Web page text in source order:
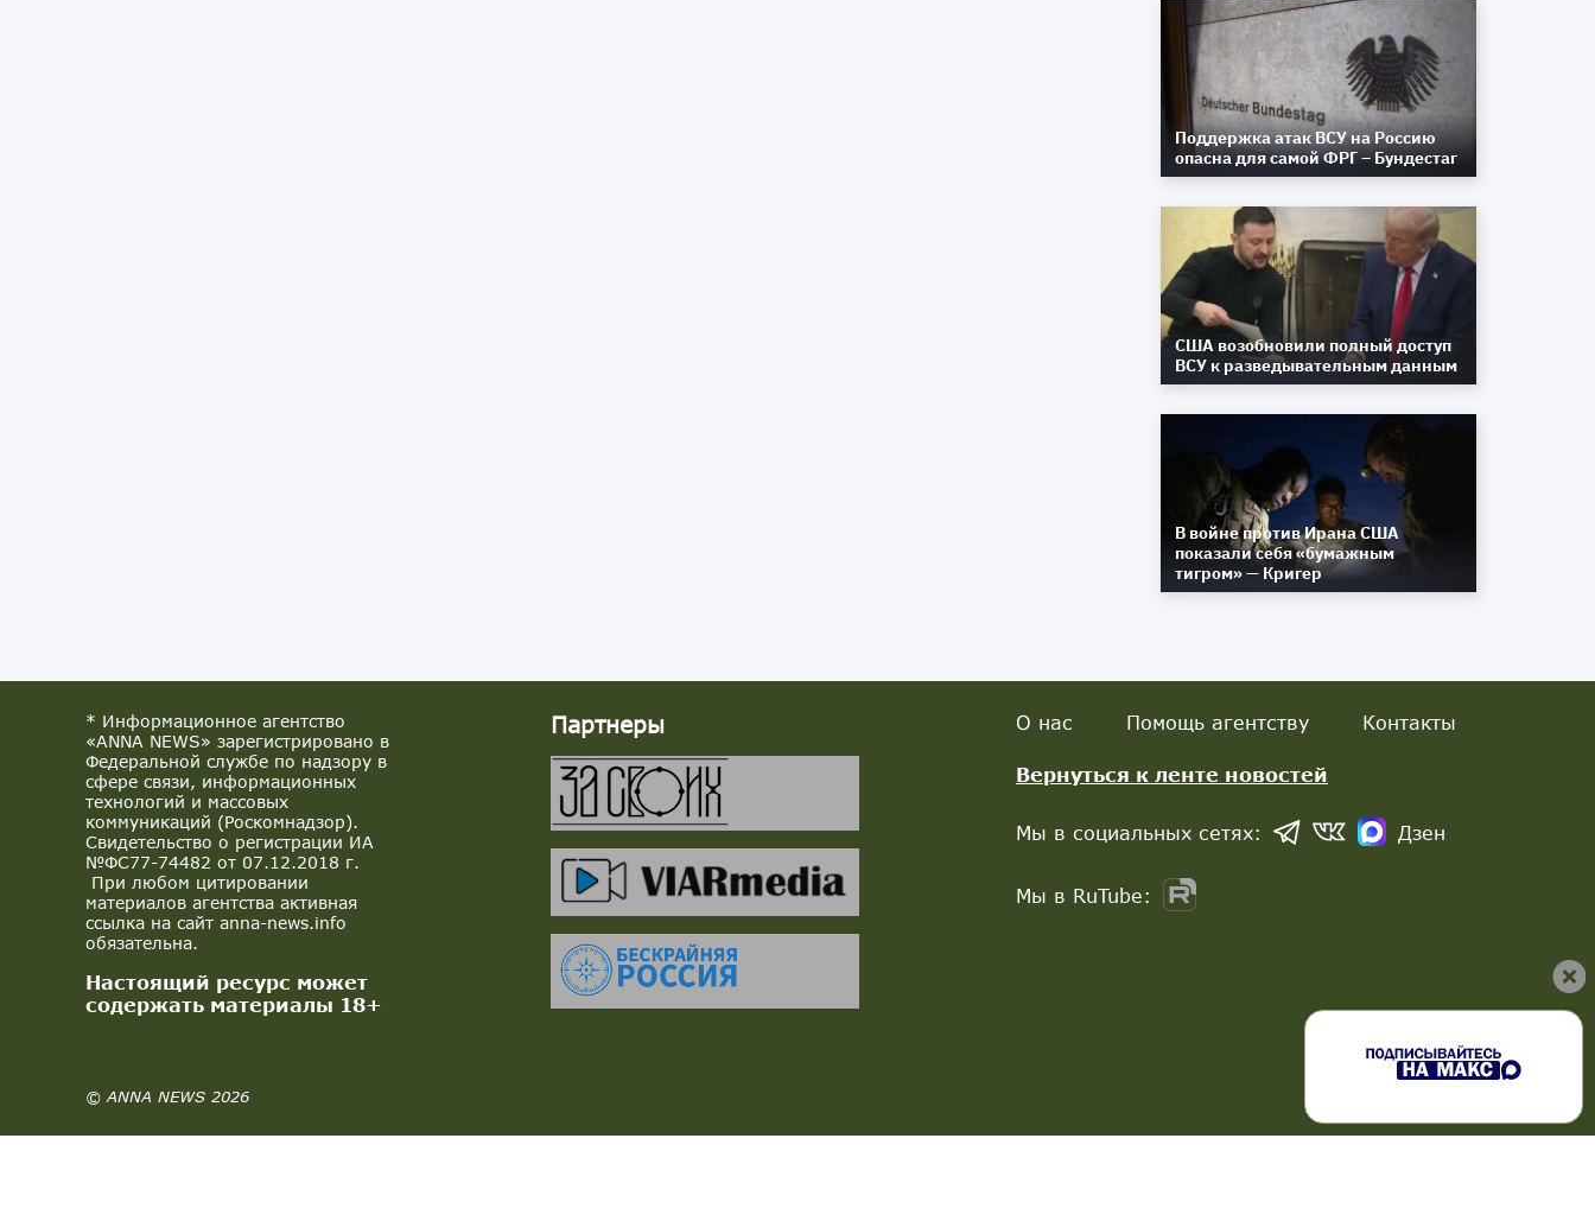
Поддержка атак ВСУ на Россию
опасна для самой ФРГ – Бундестаг
США возобновили полный доступ
ВСУ к разведывательным данным
В войне против Ирана США
показали себя «бумажным
тигром» — Кригер
* Информационное агентство
«ANNA NEWS» зарегистрировано в
Федеральной службе по надзору в
сфере связи, информационных
технологий и массовых
коммуникаций (Роскомнадзор).
Свидетельство о регистрации ИА
№ФС77-74482 от 07.12.2018 г.
При любом цитировании
материалов агентства активная
ссылка на сайт anna-news.info
обязательна.
Настоящий ресурс может
содержать материалы 18+
© ANNA NEWS 2026
Партнеры О нас Помощь агентству Контакты
Вернуться к ленте новостей
Мы в социальных сетях: Дзен
Мы в RuTube: